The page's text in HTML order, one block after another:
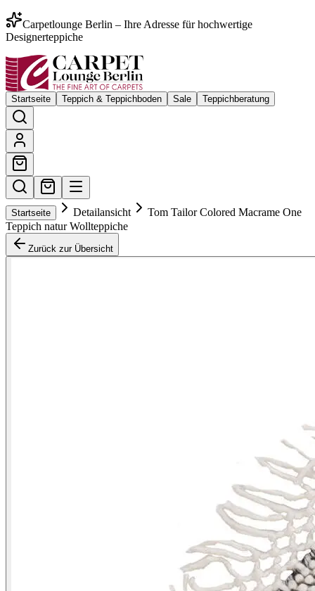
Carpetlounge Berlin – Ihre Adresse für hochwertige
Designerteppiche
Startseite Teppich & Teppichboden Sale Teppichberatung
Startseite Detailansicht
Tom Tailor Colored Macrame One
Teppich natur Wollteppiche
Zurück zur Übersicht